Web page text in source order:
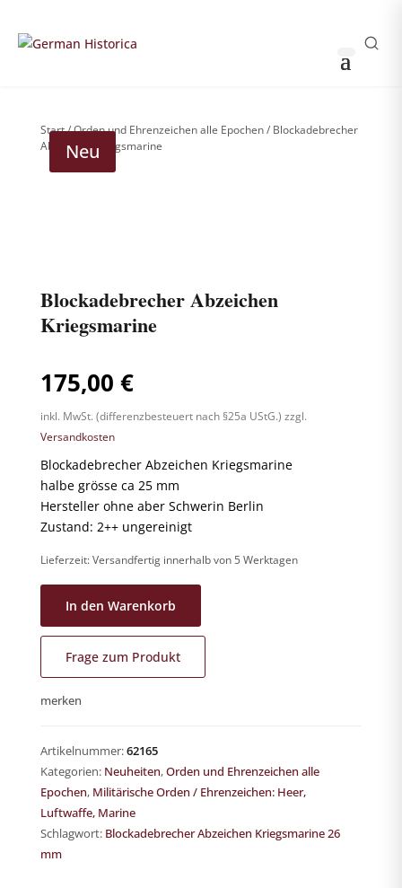
Start/Orden und Ehrenzeichen alle Epochen/ Blockadebrecher
Abzeichen Kriegsmarine
Blockadebrecher Abzeichen
Kriegsmarine
175,00 €
inkl. MwSt. (differenzbesteuert nach §25a UStG.) zzgl.
Versandkosten
Blockadebrecher Abzeichen Kriegsmarine
halbe grösse ca 25 mm
Hersteller ohne aber Schwerin Berlin
Zustand: 2++ ungereinigt
Lieferzeit:Versandfertig innerhalb von 5 Werktagen
In den Warenkorb
merken
Frage zum Produkt
Artikelnummer:62165
Kategorien: Neuheiten,Orden und Ehrenzeichen alle
Epochen, Militärische Orden / Ehrenzeichen: Heer,
Luftwaffe, Marine
Schlagwort: Blockadebrecher Abzeichen Kriegsmarine 26
mm
Neu